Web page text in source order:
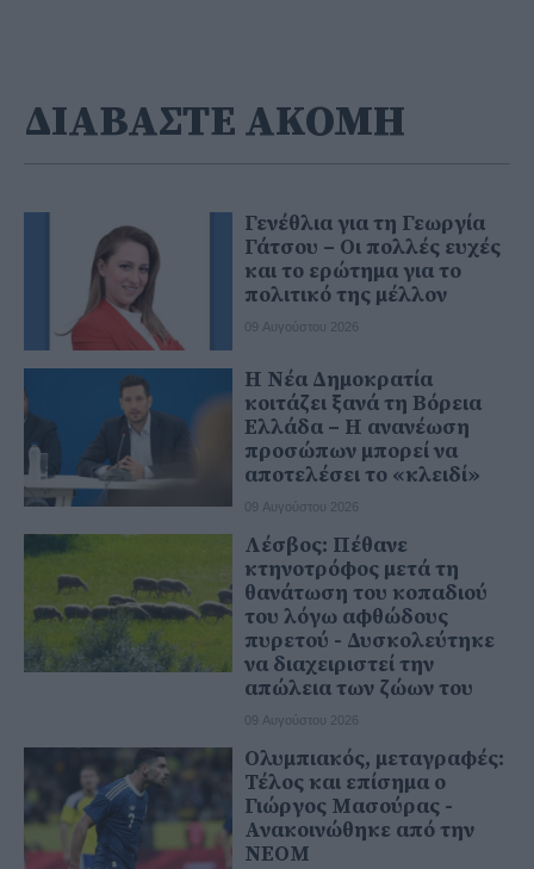
ΔΙΑΒΑΣΤΕ ΑΚΟΜΗ
Γενέθλια για τη Γεωργία
Γάτσου – Οι πολλές ευχές
και το ερώτημα για το
πολιτικό της μέλλον
09 Αυγούστου 2026
Η Νέα Δημοκρατία
κοιτάζει ξανά τη Βόρεια
Ελλάδα – Η ανανέωση
προσώπων μπορεί να
αποτελέσει το «κλειδί»
09 Αυγούστου 2026
Λέσβος: Πέθανε
κτηνοτρόφος μετά τη
θανάτωση του κοπαδιού
του λόγω αφθώδους
πυρετού - Δυσκολεύτηκε
να διαχειριστεί την
απώλεια των ζώων του
09 Αυγούστου 2026
Ολυμπιακός, μεταγραφές:
Τέλος και επίσημα ο
Γιώργος Μασούρας -
Ανακοινώθηκε από την
ΝΕΟΜ